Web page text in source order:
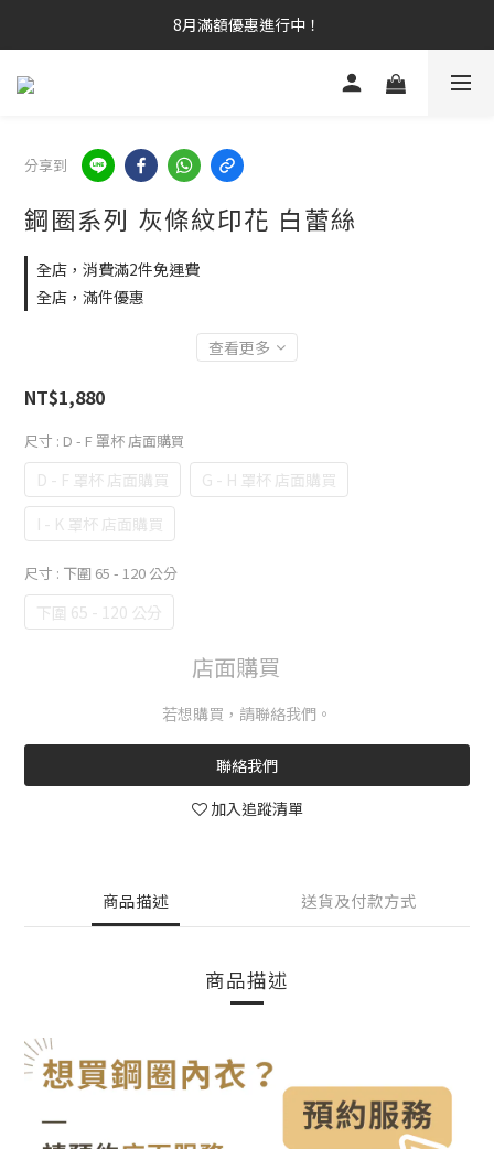
8月滿額優惠進行中！
分享到
鋼圈系列 灰條紋印花 白蕾絲
全店，消費滿2件免運費
全店，滿件優惠
查看更多
NT$1,880
尺寸 : D - F 罩杯 店面購買
D - F 罩杯 店面購買
G - H 罩杯 店面購買
I - K 罩杯 店面購買
尺寸 : 下圍 65 - 120 公分
下圍 65 - 120 公分
若想購買，請聯絡我們。
聯絡我們
加入追蹤清單
商品描述 送貨及付款方式
商品描述